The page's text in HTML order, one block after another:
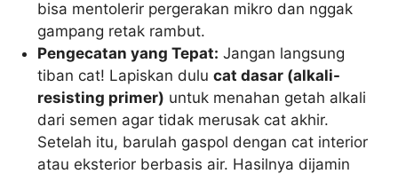
bisa mentolerir pergerakan mikro dan nggak
gampang retak rambut.
Pengecatan yang Tepat: Jangan langsung
tiban cat! Lapiskan dulucat dasar (alkali-
resisting primer) untuk menahan getah alkali
dari semen agar tidak merusak cat akhir.
Setelah itu, barulah gaspol dengan cat interior
atau eksterior berbasis air. Hasilnya dijamin